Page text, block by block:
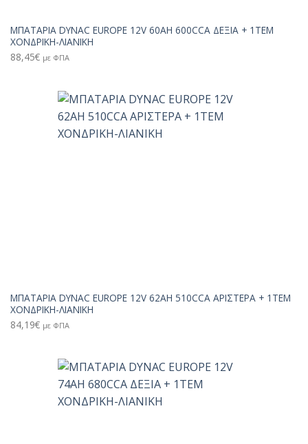
ΜΠΑΤΑΡΙΑ DYNAC EUROPE 12V 60AH 600CCA ΔΕΞΙΑ + 1TEM
ΧΟΝΔΡΙΚΗ-ΛΙΑΝΙΚΗ
88,45€ με ΦΠΑ
ΜΠΑΤΑΡΙΑ DYNAC EUROPE 12V 62AH 510CCA ΑΡΙΣΤΕΡΑ + 1TEM
ΧΟΝΔΡΙΚΗ-ΛΙΑΝΙΚΗ
84,19€ με ΦΠΑ